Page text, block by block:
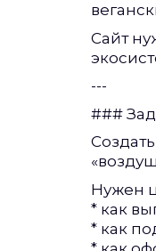
Сайт
---
###
Нужен
* как
* как